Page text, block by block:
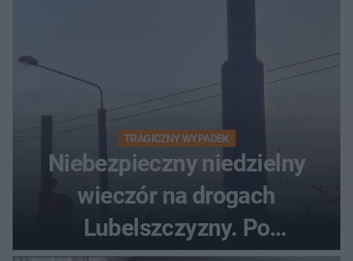
TRAGICZNY WYPADEK
Niebezpieczny niedzielny
wieczór na drogach
Lubelszczyzny. Po